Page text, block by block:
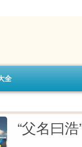
全
“父名曰